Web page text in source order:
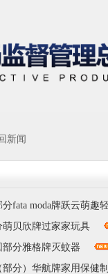
新闻
fata moda牌跃云萌趣
萌贝欣牌过家家玩具
部分雅格牌灭蚊器
部分）华航牌家用保健